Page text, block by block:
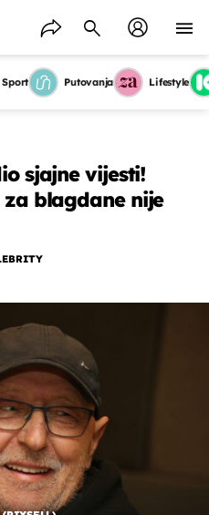
Sport Putovanja Lifestyle
sjajne vijesti!
blagdane nije